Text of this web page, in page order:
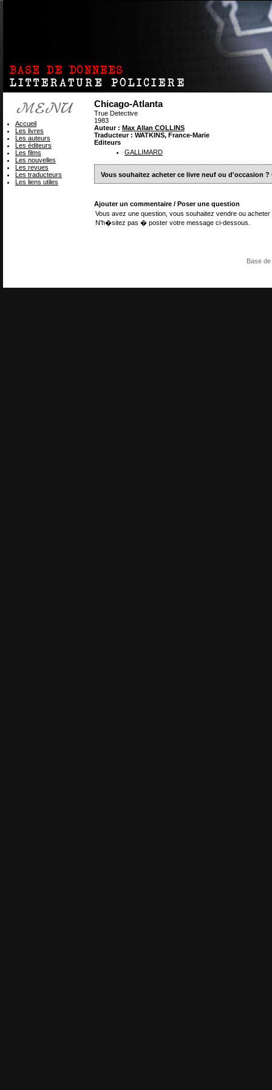
Chicago-Atlanta
True Detective
1983
Auteur : Max Allan COLLINS
Traducteur : WATKINS, France-Marie
Editeurs
GALLIMARD
Vous souhaitez acheter ce livre neuf ou d'occasion ?
Ajouter un commentaire / Poser une question
Vous avez une question, vous souhaitez vendre ou
N'h�sitez pas � poster votre message ci-dessous.
Accueil
Les livres
Les auteurs
Les éditeurs
Les films
Les nouvelles
Les revues
Les traducteurs
Les liens utiles
Base